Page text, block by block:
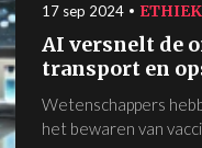
17 sep 2024
AI versnelt de
transport en
Wetenschappers
het bewaren van